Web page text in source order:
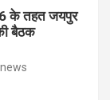
के तहत जयपुर
बैठक